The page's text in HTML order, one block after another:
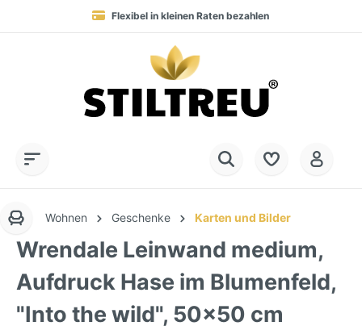
Flexibel in kleinen Raten bezahlen
Blitzversand in 1-3 Werktagen nach DE, AT & NL
+49 (0) 28 32 - 408 990 0
Dauerhaft hohe Warenverfügbarkeit
SSL-verschlüsselt online einkaufen
Wohnen Geschenke Karten und Bilder
Wrendale Leinwand medium,
Aufdruck Hase im Blumenfeld,
"Into the wild", 50x50 cm